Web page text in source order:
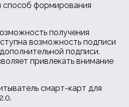
способ формирования
получения
возможность подписи
подписи.
привлекать внимание
смарт-карт для